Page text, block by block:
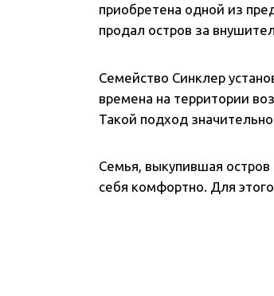
приобретена одной из
продал остров за
Семейство Синклер
времена на территории
Такой подход
Семья, выкупившая
себя комфортно. Для